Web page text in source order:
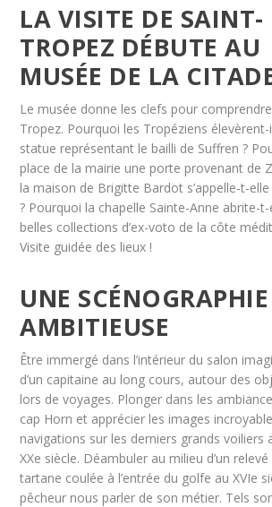
LA VISITE DE SAINT-
TROPEZ DÉBUTE AU
MUSÉE DE LA
Le musée donne les clefs pour
Tropez. Pourquoi les Tropéziens
statue représentant le bailli de Suffren ?
place de la mairie une porte provenant de
la maison de Brigitte Bardot s’appelle-t-
? Pourquoi la chapelle Sainte-Anne abrite-
belles collections d’ex-voto de la côte
Visite guidée des lieux !
UNE SCÉNOGRAPHIE
AMBITIEUSE
Être immergé dans l’intérieur du salon
d’un capitaine au long cours, autour des
lors de voyages. Plonger dans les
cap Horn et apprécier les images
navigations sur les derniers grands voiliers
XXe siècle. Déambuler au milieu d’un
tartane coulée à l’entrée du golfe au XVIe
pêcheur nous parler de son métier. Tels